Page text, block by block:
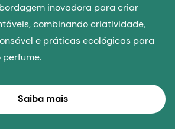
inovadora para criar
combinando criatividade,
e práticas ecológicas para
Saiba mais